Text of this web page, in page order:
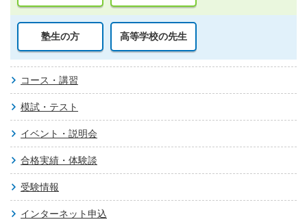
塾生の方 高等学校の先生
コース・講習
模試・テスト
イベント・説明会
合格実績・体験談
受験情報
インターネット申込